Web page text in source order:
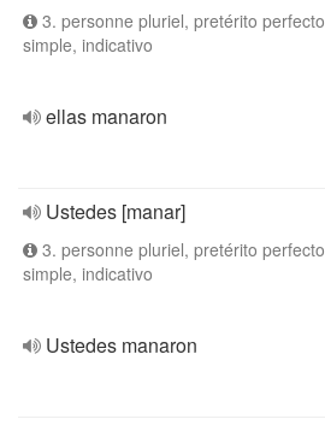
3. personne pluriel, pretérito perfecto
simple, indicativo
ellas manaron
Ustedes [manar]
3. personne pluriel, pretérito perfecto
simple, indicativo
Ustedes manaron